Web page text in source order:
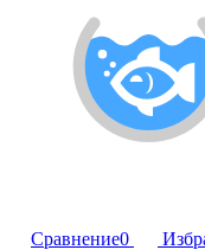
Сравнение0